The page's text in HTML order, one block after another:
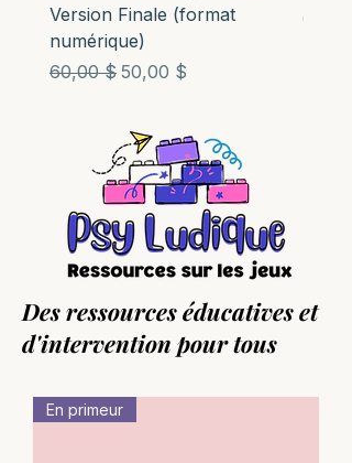
Version Finale (format
numérique)
Prix original
60,00 $ Prix promotionnel
50,00 $
Prix
0,00 $
Des ressources éducatives et
d'intervention pour tous
En primeur